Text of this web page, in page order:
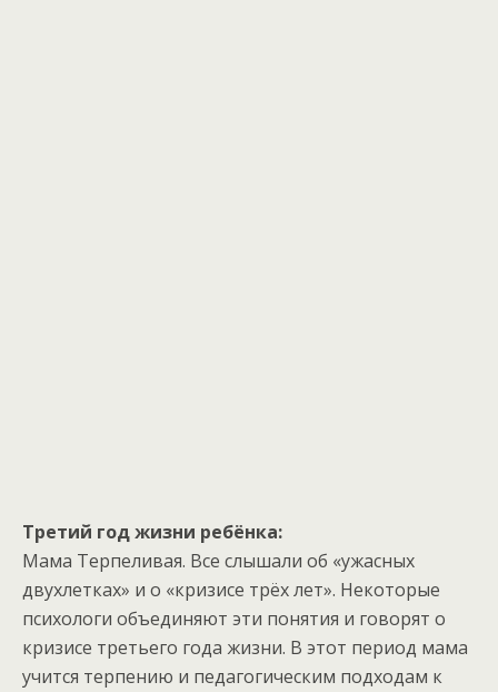
Третий год жизни ребёнка:
Мама Терпеливая. Все слышали об «ужасных
двухлетках» и о «кризисе трёх лет». Некоторые
психологи объединяют эти понятия и говорят о
кризисе третьего года жизни. В этот период мама
учится терпению и педагогическим подходам к